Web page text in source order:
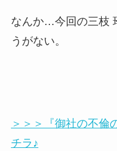
なんか…今回の三枝
うがない。
＞＞＞『御社の不倫
チラ♪